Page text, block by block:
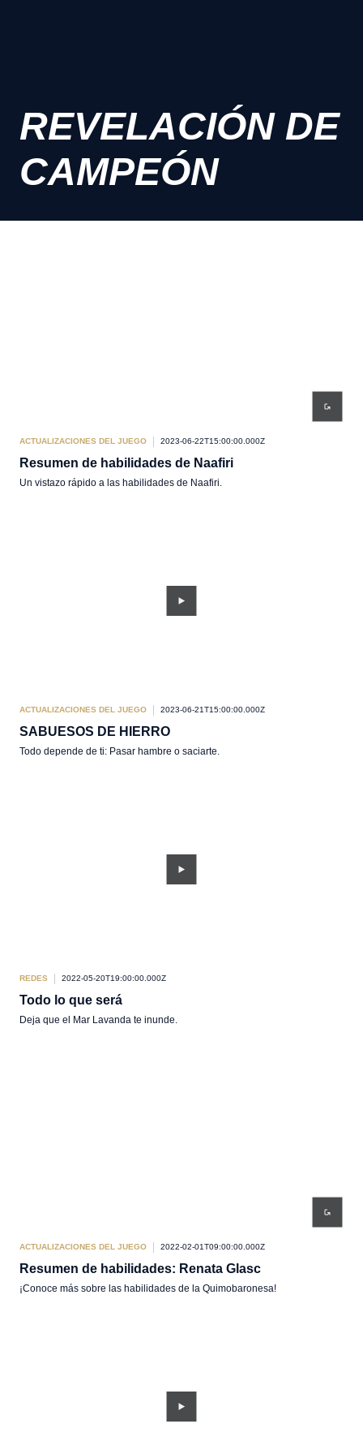
REVELACIÓN DE
CAMPEÓN
ACTUALIZACIONES DEL JUEGO 2023-06-22T15:00:00.000Z
Resumen de habilidades de Naafiri
Un vistazo rápido a las habilidades de Naafiri.
ACTUALIZACIONES DEL JUEGO 2023-06-21T15:00:00.000Z
SABUESOS DE HIERRO
Todo depende de ti: Pasar hambre o saciarte.
REDES 2022-05-20T19:00:00.000Z
Todo lo que será
Deja que el Mar Lavanda te inunde.
ACTUALIZACIONES DEL JUEGO 2022-02-01T09:00:00.000Z
Resumen de habilidades: Renata Glasc
¡Conoce más sobre las habilidades de la Quimobaronesa!